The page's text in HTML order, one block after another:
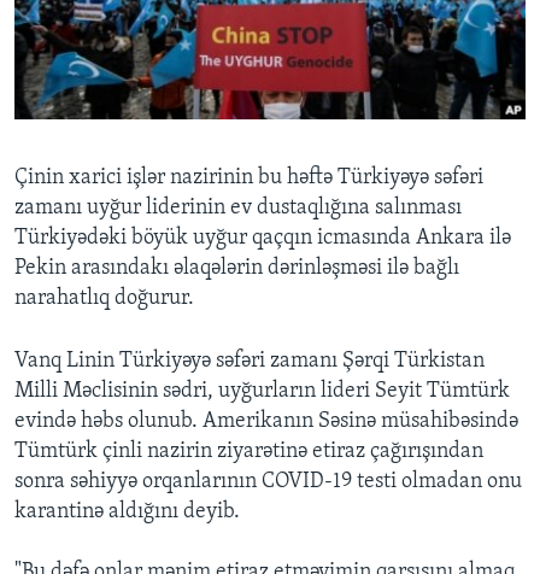
BIZI IZLƏYIN
Dillər
Çinin xarici işlər nazirinin bu həftə Türkiyəyə səfəri
zamanı uyğur liderinin ev dustaqlığına salınması
Türkiyədəki böyük uyğur qaçqın icmasında Ankara ilə
Pekin arasındakı əlaqələrin dərinləşməsi ilə bağlı
narahatlıq doğurur.
Vanq Linin Türkiyəyə səfəri zamanı Şərqi Türkistan
Milli Məclisinin sədri, uyğurların lideri Seyit Tümtürk
evində həbs olunub. Amerikanın Səsinə müsahibəsində
Tümtürk çinli nazirin ziyarətinə etiraz çağırışından
sonra səhiyyə orqanlarının COVID-19 testi olmadan onu
karantinə aldığını deyib.